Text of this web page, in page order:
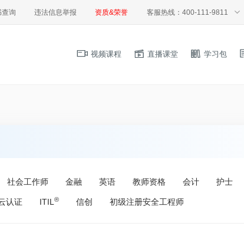
询 违法信息举报 资质&荣誉 客服热线：400-111-9811
视频课程 直播课堂 学习包
社会工作师 金融 英语 教师资格 会计 护士
认证 ITIL ® 信创 初级注册安全工程师